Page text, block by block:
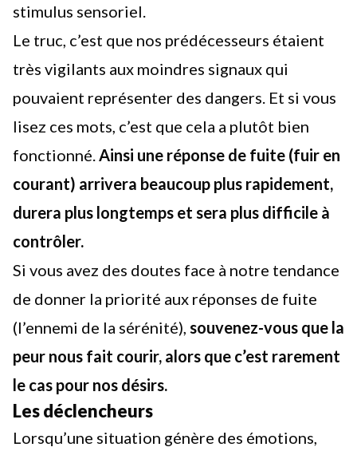
stimulus sensoriel.
Le truc, c’est que nos prédécesseurs étaient
très vigilants aux moindres signaux qui
pouvaient représenter des dangers. Et si vous
lisez ces mots, c’est que cela a plutôt bien
fonctionné. Ainsi une réponse de fuite (fuir en
courant) arrivera beaucoup plus rapidement,
durera plus longtemps et sera plus difficile à
contrôler.
Si vous avez des doutes face à notre tendance
de donner la priorité aux réponses de fuite
(l’ennemi de la sérénité), souvenez-vous que la
peur nous fait courir, alors que c’est rarement
le cas pour nos désirs.
Les déclencheurs
Lorsqu’une situation génère des émotions,